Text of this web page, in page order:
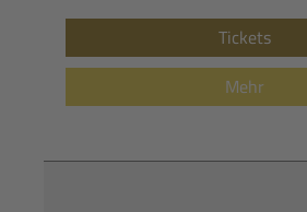
Tickets
Mehr